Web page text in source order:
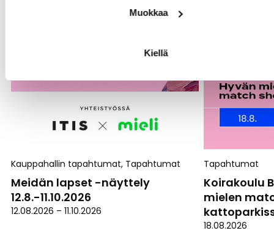
Muokkaa
Kiellä
Kauppahallin tapahtumat, Tapahtumat
Meidän lapset -näyttely
12.8.-11.10.2026
12.08.2026 – 11.10.2026
Tapahtumat
Koirakoulu
mielen
18.08.2026